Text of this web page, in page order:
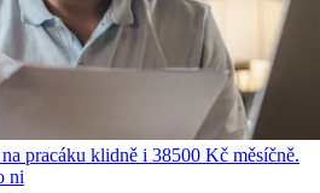
pracáku klidně i 38500 Kč měsíčně.
ni